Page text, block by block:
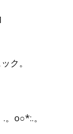
ク。
o○*:.。